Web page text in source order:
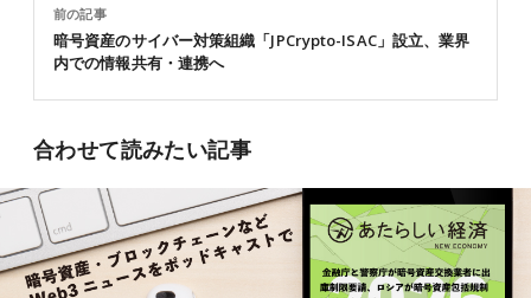
前の記事
暗号資産のサイバー対策組織「JPCrypto-ISAC」設立、業界
内での情報共有・連携へ
合わせて読みたい記事